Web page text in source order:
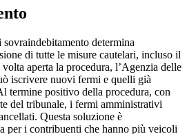
sovraindebitamento determina
di tutte le misure cautelari, incluso il
aperta la procedura, l’Agenzia delle
iscrivere nuovi fermi e quelli già
termine positivo della procedura, con
del tribunale, i fermi amministrativi
Questa soluzione è
per i contribuenti che hanno più veicoli